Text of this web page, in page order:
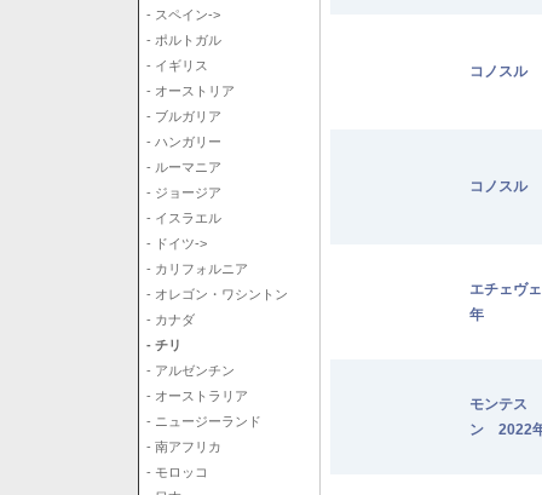
- スペイン->
- ポルトガル
- イギリス
- オーストリア
- ブルガリア
- ハンガリー
- ルーマニア
- ジョージア
- イスラエル
- ドイツ->
- カリフォルニア
- オレゴン・ワシントン
- カナダ
- チリ
- アルゼンチン
- オーストラリア
- ニュージーランド
- 南アフリカ
- モロッコ
コノスル
コノスル
エチェヴ
年
モンテス
ン 2022